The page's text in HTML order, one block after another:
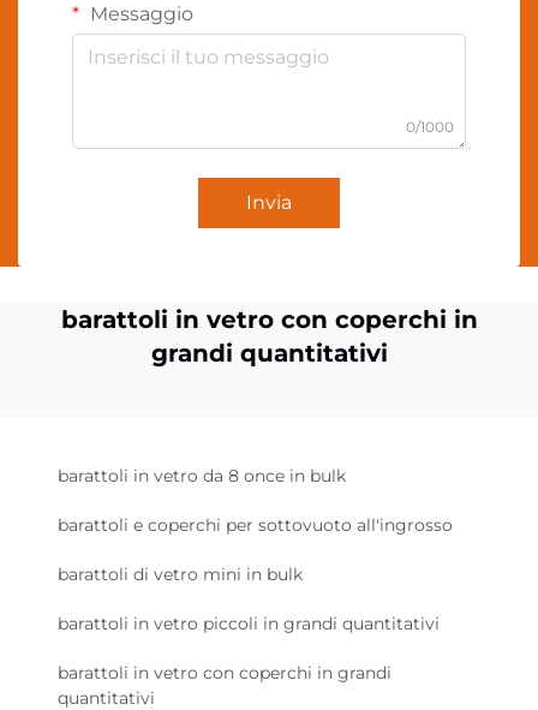
Messaggio
0/1000
Invia
barattoli in vetro con coperchi in
grandi quantitativi
barattoli in vetro da 8 once in bulk
barattoli e coperchi per sottovuoto all'ingrosso
barattoli di vetro mini in bulk
barattoli in vetro piccoli in grandi quantitativi
barattoli in vetro con coperchi in grandi
quantitativi